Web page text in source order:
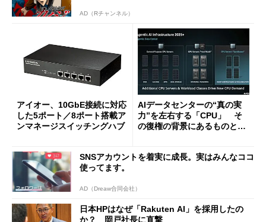
AD（Rチャンネル）
アイオー、10GbE接続に対応
した5ポート／8ポート搭載ア
ンマネージスイッチングハブ
AIデータセンターの“真の実
力”を左右する「CPU」 そ
の復権の背景にあるものと
SNSアカウントを着実に成長。実はみんなココ
使ってます。
AD（Dreaw合同会社）
日本HPはなぜ「Rakuten AI」を採用したの
か？ 岡戸社長に直撃